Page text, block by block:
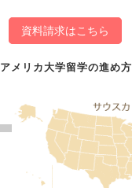
資料請求はこちら
アメリカ大学留学の進め方